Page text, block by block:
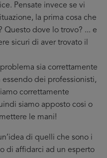
Pensate invece se vi
la prima cosa che
Questo dove lo trovo? ... e
sicuri di aver trovato il
sia correttamente
dei professionisti,
correttamente
siamo apposto cosi o
le mani!
di quelli che sono i
di affidarci ad un esperto